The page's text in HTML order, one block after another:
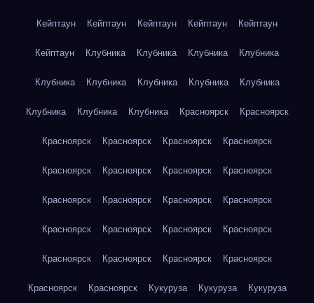
Кейптаун Кейптаун Кейптаун Кейптаун Кейптаун
Кейптаун Клубника Клубника Клубника Клубника
Клубника Клубника Клубника Клубника Клубника
Клубника Клубника Клубника Красноярск Красноярск
Красноярск Красноярск Красноярск Красноярск
Красноярск Красноярск Красноярск Красноярск
Красноярск Красноярск Красноярск Красноярск
Красноярск Красноярск Красноярск Красноярск
Красноярск Красноярск Красноярск Красноярск
Красноярск Красноярск Кукуруза Кукуруза Кукуруза